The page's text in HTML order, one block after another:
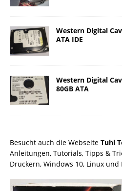
Western Digital
ATA IDE
Western Digital
80GB ATA
Besucht auch die Webseite Tuhl
Anleitungen, Tutorials, Tipps &
Druckern, Windows 10, Linux und